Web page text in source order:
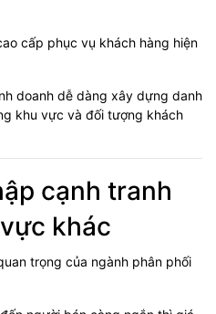
cấp phục vụ khách hàng hiện
doanh dễ dàng xây dựng danh
khu vực và đối tượng khách
cạnh tranh
khác
trọng của ngành phân phối